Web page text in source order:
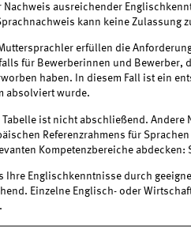
Nachweis ausreichender
kann keine Zulassung
erfüllen die
für Bewerberinnen und Bewerber,
haben. In diesem Fall ist ein
absolviert wurde.
ist nicht abschließend. Andere
Referenzrahmens für
Kompetenzbereiche abdecken:
Ihre Englischkenntnisse durch
Einzelne Englisch- oder